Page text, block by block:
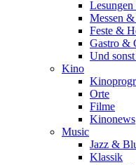
Messen
Feste &
Gastro &
Und
Kino
Orte
Filme
Kinonews
Music
Jazz &
Klassik